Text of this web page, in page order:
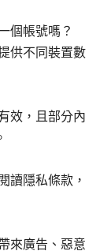
個帳號嗎？
供不同裝置數
效，且部分內
讀隱私條款，
來廣告、惡意